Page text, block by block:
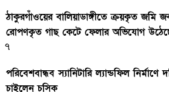
ঠাকুরগাঁওয়ের বালিয়াডাঙ্গীতে ক্রয়কৃত জমি
রোপণকৃত গাছ কেটে ফেলার অভিযোগ
৭
পরিবেশবান্ধব স্যানিটারি ল্যান্ডফিল
চাইলেন চসিক